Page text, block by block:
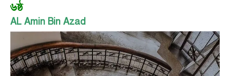
৬ষ্ঠ
AL Amin Bin Azad